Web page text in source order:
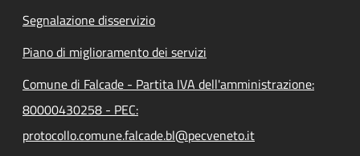
Segnalazione disservizio
Piano di miglioramento dei servizi
Comune di Falcade - Partita IVA dell'amministrazione:
80000430258 - PEC:
protocollo.comune.falcade.bl@pecveneto.it